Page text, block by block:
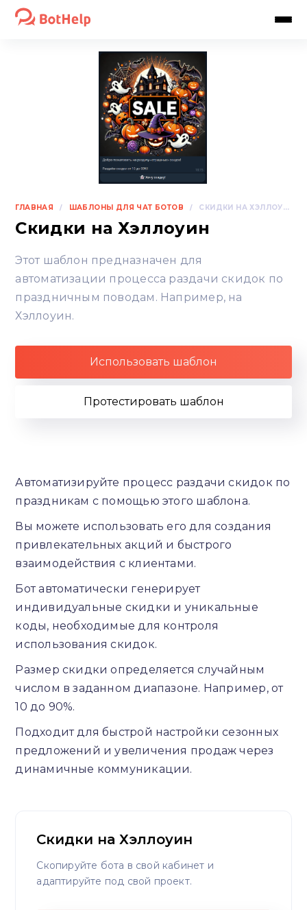
ГЛАВНАЯ / ШАБЛОНЫ ДЛЯ ЧАТ БОТОВ / СКИДКИ НА ХЭЛЛОУИН
Скидки на Хэллоуин
Этот шаблон предназначен для
автоматизации процесса раздачи скидок по
праздничным поводам. Например, на
Хэллоуин.
Использовать шаблон
Протестировать шаблон
Автоматизируйте процесс раздачи скидок по
праздникам с помощью этого шаблона.
Вы можете использовать его для создания
привлекательных акций и быстрого
взаимодействия с клиентами.
Бот автоматически генерирует
индивидуальные скидки и уникальные
коды, необходимые для контроля
использования скидок.
Размер скидки определяется случайным
числом в заданном диапазоне. Например, от
10 до 90%.
Подходит для быстрой настройки сезонных
предложений и увеличения продаж через
динамичные коммуникации.
Скидки на Хэллоуин
Скопируйте бота в свой кабинет и
адаптируйте под свой проект.